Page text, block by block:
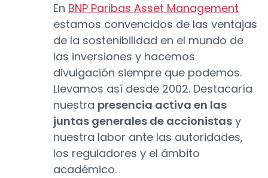
En BNP Paribas Asset Management
estamos convencidos de las ventajas
de la sostenibilidad en el mundo de
las inversiones y hacemos
divulgación siempre que podemos.
Llevamos así desde 2002. Destacaría
nuestra presencia activa en las
juntas generales de accionistas y
nuestra labor ante las autoridades,
los reguladores y el ámbito
académico.